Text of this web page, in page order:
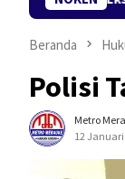
Beranda
Polisi
Metro
12 Januari